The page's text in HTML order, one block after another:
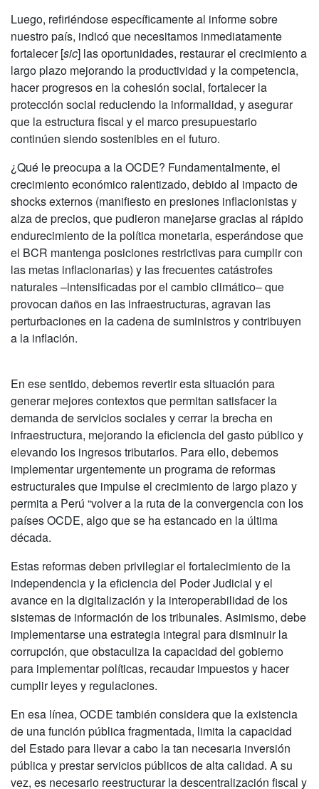
Luego, refiriéndose específicamente al informe sobre
nuestro país, indicó que necesitamos inmediatamente
fortalecer [sic] las oportunidades, restaurar el crecimiento a
largo plazo mejorando la productividad y la competencia,
hacer progresos en la cohesión social, fortalecer la
protección social reduciendo la informalidad, y asegurar
que la estructura fiscal y el marco presupuestario
continúen siendo sostenibles en el futuro.
¿Qué le preocupa a la OCDE? Fundamentalmente, el
crecimiento económico ralentizado, debido al impacto de
shocks externos (manifiesto en presiones inflacionistas y
alza de precios, que pudieron manejarse gracias al rápido
endurecimiento de la política monetaria, esperándose que
el BCR mantenga posiciones restrictivas para cumplir con
las metas inflacionarias) y las frecuentes catástrofes
naturales –intensificadas por el cambio climático– que
provocan daños en las infraestructuras, agravan las
perturbaciones en la cadena de suministros y contribuyen
a la inflación.
En ese sentido, debemos revertir esta situación para
generar mejores contextos que permitan satisfacer la
demanda de servicios sociales y cerrar la brecha en
infraestructura, mejorando la eficiencia del gasto público y
elevando los ingresos tributarios. Para ello, debemos
implementar urgentemente un programa de reformas
estructurales que impulse el crecimiento de largo plazo y
permita a Perú “volver a la ruta de la convergencia con los
países OCDE, algo que se ha estancado en la última
década.
Estas reformas deben privilegiar el fortalecimiento de la
independencia y la eficiencia del Poder Judicial y el
avance en la digitalización y la interoperabilidad de los
sistemas de información de los tribunales. Asimismo, debe
implementarse una estrategia integral para disminuir la
corrupción, que obstaculiza la capacidad del gobierno
para implementar políticas, recaudar impuestos y hacer
cumplir leyes y regulaciones.
En esa línea, OCDE también considera que la existencia
de una función pública fragmentada, limita la capacidad
del Estado para llevar a cabo la tan necesaria inversión
pública y prestar servicios públicos de alta calidad. A su
vez, es necesario reestructurar la descentralización fiscal y